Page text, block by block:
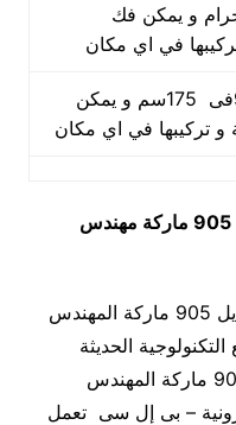
جرام و يمكن فك
في اي مكان
70 فى 97فى 175سم و يمكن
و تركيبها في اي مكان
موديل 905 ماركة مهندس
تم تصميم ماكينة تعبئة بودرات موديل 905 ماركة المهندس
الحديثة
والمتقدمة ، هذه الماكينة موديل 905 ماركة المهندس
– بى إل سى تعمل